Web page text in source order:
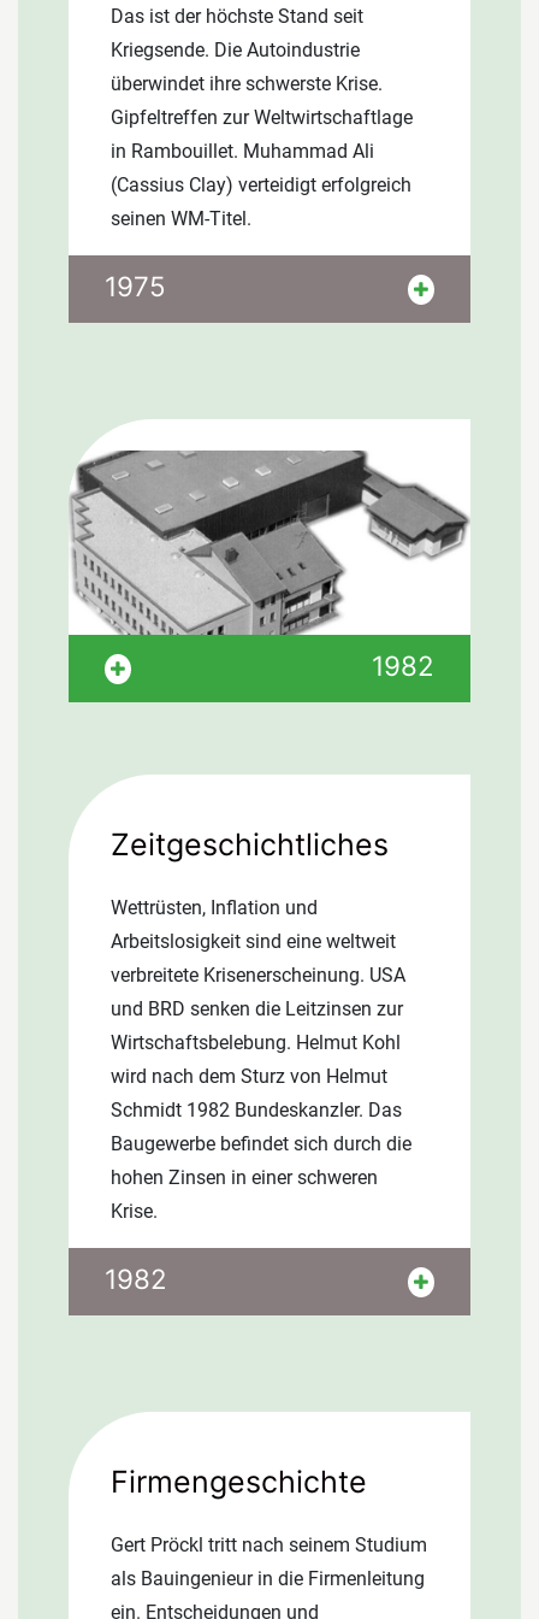
Neudenkers mit viel
Gemeinschaftssinn. Für sein
langjähriges Engagement wird er
mehrfach ausgezeichnet.
Das ist der höchste Stand seit
Kriegsende. Die Autoindustrie
überwindet ihre schwerste Krise.
Gipfeltreffen zur Weltwirtschaftlage
in Rambouillet. Muhammad Ali
(Cassius Clay) verteidigt erfolgreich
seinen WM-Titel.
Die BRD hat 94 Mrd. DM Schulden.
Das ist der höchste Stand seit
(Cassius Clay) verteidigt erfolgreich
seinen WM-Titel.
1975
Firmengeschichte
Ein zweiter Standort der Firma wird in
München eröffnet.
Ein zweiter Standort der Firma wird in
München eröffnet.
1982
Zeitgeschichtliches
Wettrüsten, Inflation und
Arbeitslosigkeit sind eine weltweit
verbreitete Krisenerscheinung. USA
und BRD senken die Leitzinsen zur
Wirtschaftsbelebung. Helmut Kohl
wird nach dem Sturz von Helmut
Schmidt 1982 Bundeskanzler. Das
Baugewerbe befindet sich durch die
hohen Zinsen in einer schweren
Krise.
Wettrüsten, Inflation und
Arbeitslosigkeit sind eine weltweit
Schmidt 1982 Bundeskanzler. Das
Baugewerbe befindet sich durch die
hohen Zinsen in einer schweren
Krise.
1982
Firmengeschichte
Gert Pröckl tritt nach seinem Studium
als Bauingenieur in die Firmenleitung
ein. Entscheidungen und